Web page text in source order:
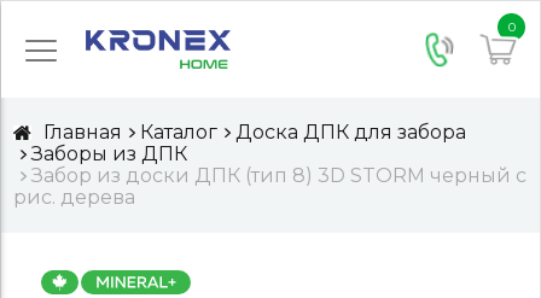
0
Главная Каталог
Доска ДПК для забора
Заборы из ДПК
Забор из доски ДПК (тип 8) 3D STORM черный с
рис. дерева